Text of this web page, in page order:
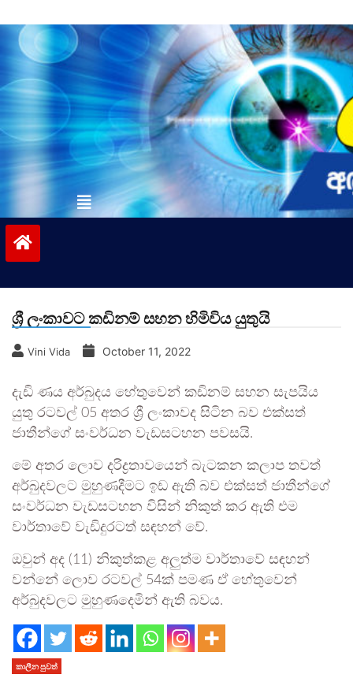
to
contentvinivida.lk
ශ්‍රී ලංකාවට කඩිනම් සහන හිමිවිය යුතුයි
Vini Vida October 11, 2022
දැඩි ණය අර්බුදය හේතුවෙන් කඩිනම් සහන සැපයිය
යුතු රටවල් 05 අතර ශ්‍රී ලංකාවද සිටින බව එක්සත්
ජාතීන්ගේ සංවර්ධන වැඩසටහන පවසයි.
මේ අතර ලොව දරිද්‍රතාවයෙන් බැටකන කලාප තවත්
අර්බුදවලට මුහුණදීමට ඉඩ ඇති බව එක්සත් ජාතීන්ගේ
සංවර්ධන වැඩසටහන විසින් නිකුත් කර ඇති එම
වාර්තාවේ වැඩිදුරටත් සඳහන් වේ.
ඔවුන් අද (11) නිකුත්කළ අලුත්ම වාර්තාවේ සඳහන්
වන්නේ ලොව රටවල් 54ක් පමණ ඒ හේතුවෙන්
අර්බුදවලට මුහුණදෙමින් ඇති බවය.
කාලීන පුවත්